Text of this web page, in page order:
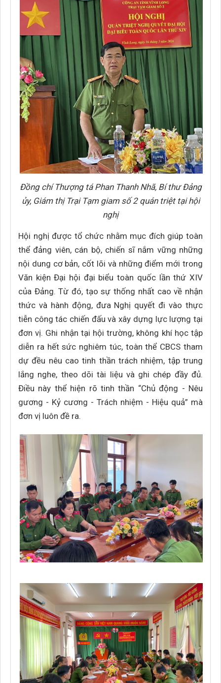
Đồng chí Thượng tá Phan Thanh Nhã, Bí thư Đảng
ủy, Giám thị Trại Tạm giam số 2 quán triệt tại hội
nghị
Hội nghị được tổ chức nhằm mục đích giúp toàn
thể đảng viên, cán bộ, chiến sĩ nắm vững những
nội dung cơ bản, cốt lõi và những điểm mới trong
Văn kiện Đại hội đại biểu toàn quốc lần thứ XIV
của Đảng. Từ đó, tạo sự thống nhất cao về nhận
thức và hành động, đưa Nghị quyết đi vào thực
tiễn công tác chiến đấu và xây dựng lực lượng tại
đơn vị. Ghi nhận tại hội trường, không khí học tập
diễn ra hết sức nghiêm túc, toàn thể CBCS tham
dự đều nêu cao tinh thần trách nhiệm, tập trung
lắng nghe, theo dõi tài liệu và ghi chép đầy đủ.
Điều này thể hiện rõ tinh thần “Chủ động - Nêu
gương - Kỷ cương - Trách nhiệm - Hiệu quả” mà
đơn vị luôn đề ra.